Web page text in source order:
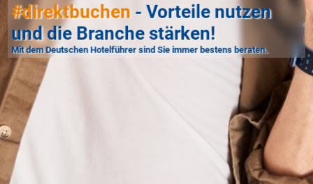
#direktbuchen - Vorteile nutzen
und die Branche stärken!
Mit dem Deutschen Hotelführer sind Sie immer bestens beraten.